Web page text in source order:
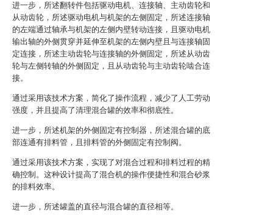
进一步，所述翻转件包括驱动电机、连接轴、主动齿轮和
从动齿轮，所述驱动电机与机架的左侧固定，所述连接轴
的左端通过轴承与机架的左侧内壁转动连接，且驱动电机
输出轴的外侧贯穿并延伸至机架的左侧内壁且与连接轴固
定连接，所述主动齿轮与连接轴的外侧固定，所述从动齿
轮与左侧转轴的外侧固定，且从动齿轮与主动齿轮啮合连
接。
通过采用该技术方案，简化了操作流程，减少了人工劳动
强度，并且提高了清理混合罐的效率和彻底性。
进一步，所述机架的外侧固定有控制器，所述混合罐的底
部连通有排料管，且排料管的外侧固定有控制阀。
通过采用该技术方案，实现了对混合过程和排料过程的精
确控制。这种设计提高了混合机的操作便捷性和混合砂浆
的排料效率。
进一步，所述罐盖的直径与混合罐的直径相等。